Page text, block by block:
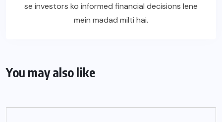
se investors ko informed financial decisions lene
mein madad milti hai.
You may also like